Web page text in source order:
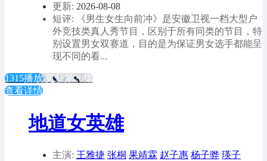
更新: 2026-08-08
短评: 《男生女生向前冲》是安徽卫视一档大型户
外竞技类真人秀节目，区别于所有同类的节目，特
别设置男女双赛道，目的是为保证男女选手都能呈
现不同的看...
1315播放 更新第28集
查看详情
地道女英雄
主演: 王雅捷 张桐 果靖霖 赵子惠 杨子骅 瑛子